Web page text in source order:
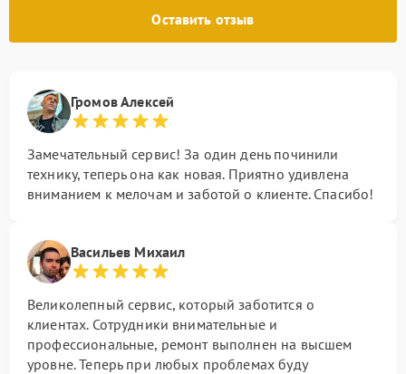
Оставить отзыв
Громов Алексей
Замечательный сервис! За один день починили
технику, теперь она как новая. Приятно удивлена
вниманием к мелочам и заботой о клиенте. Спасибо!
Васильев Михаил
Великолепный сервис, который заботится о
клиентах. Сотрудники внимательные и
профессиональные, ремонт выполнен на высшем
уровне. Теперь при любых проблемах буду